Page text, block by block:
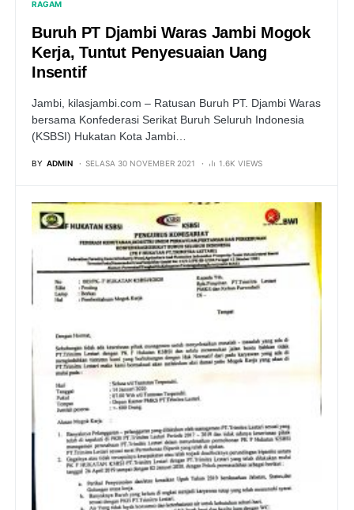
RAGAM
Buruh PT Djambi Waras Jambi Mogok
Kerja, Tuntut Penyesuaian Uang
Insentif
Jambi, kilasjambi.com – Ratusan Buruh PT. Djambi Waras
bersama Konfederasi Serikat Buruh Seluruh Indonesia
(KSBSI) Hukatan Kota Jambi…
BY ADMIN SELASA 30 NOVEMBER 2021 1.6K VIEWS